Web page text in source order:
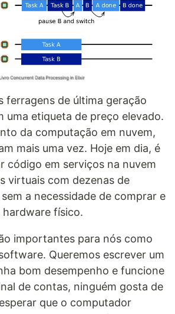
ferragens de última geração
uma etiqueta de preço elevado.
da computação em nuvem,
mais uma vez. Hoje em dia, é
código em serviços na nuvem
virtuais com dezenas de
a necessidade de comprar e
físico.
importantes para nós como
Queremos escrever um
bom desempenho e funcione
de contas, ninguém gosta de
que o computador